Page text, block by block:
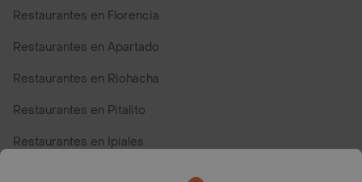
Restaurantes en Florencia
Restaurantes en Apartado
Restaurantes en Riohacha
Restaurantes en Pitalito
Restaurantes en Ipiales